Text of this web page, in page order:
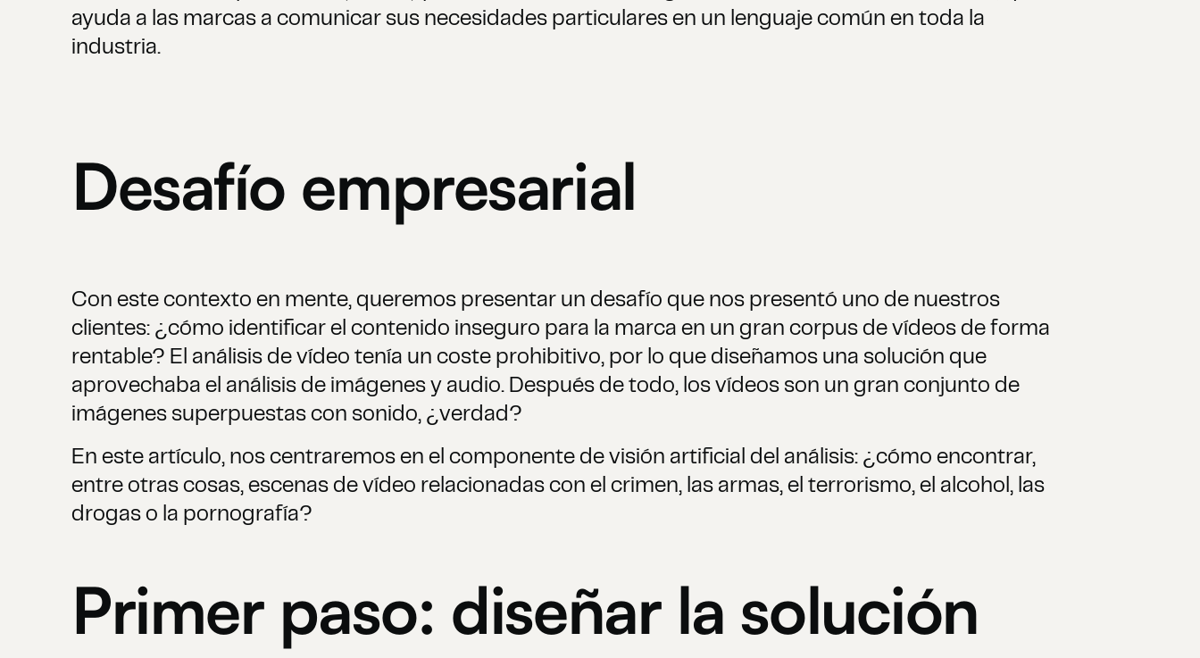
ayuda a las marcas a comunicar sus necesidades particulares en un lenguaje común en toda la
industria.
Desafío empresarial
Con este contexto en mente, queremos presentar un desafío que nos presentó uno de nuestros
clientes: ¿cómo identificar el contenido inseguro para la marca en un gran corpus de vídeos de forma
rentable? El análisis de vídeo tenía un coste prohibitivo, por lo que diseñamos una solución que
aprovechaba el análisis de imágenes y audio. Después de todo, los vídeos son un gran conjunto de
imágenes superpuestas con sonido, ¿verdad?
En este artículo, nos centraremos en el componente de visión artificial del análisis: ¿cómo encontrar,
entre otras cosas, escenas de vídeo relacionadas con el crimen, las armas, el terrorismo, el alcohol, las
drogas o la pornografía?
Primer paso: diseñar la solución